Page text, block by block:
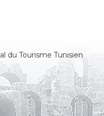
du Tourisme Tunisien